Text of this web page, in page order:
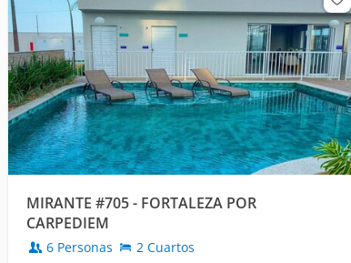
MIRANTE #705 - FORTALEZA POR
CARPEDIEM
6 Personas 2 Cuartos